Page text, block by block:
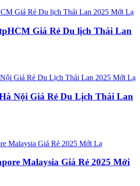
Giá Rẻ Du lịch Thái Lan
Nội Giá Rẻ Du Lịch Thái Lan
Malaysia Giá Rẻ 2025 Mới